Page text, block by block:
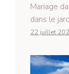
Mariage
dans le
22 juillet